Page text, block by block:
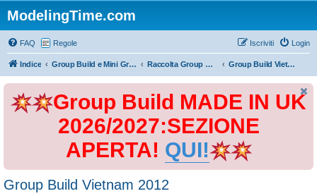
ModelingTime.com
FAQ Regole Login
Iscriviti
Indice Group Build e Mini Group Build Raccolta Group Build Group Build Vietnam 2012
Group Build MADE IN UK
2026/2027:SEZIONE
APERTA! QUI!
Group Build Vietnam 2012